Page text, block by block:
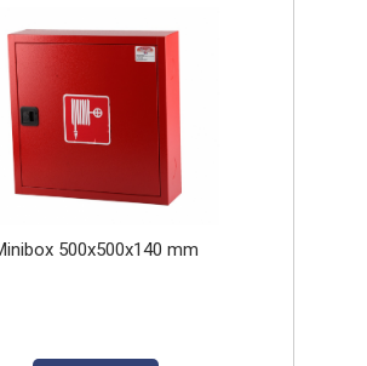
500x500x140 mm